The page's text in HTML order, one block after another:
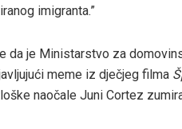
imigranta.”
da je Ministarstvo za
meme iz dječjeg filma
naočale Juni Cortez